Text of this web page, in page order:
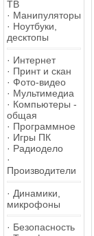
ТВ
· Манипуляторы
· Ноутбуки,
десктопы
· Интернет
· Принт и скан
· Фото-видео
· Мультимедиа
· Компьютеры -
общая
· Программное
· Игры ПК
· Радиодело
·
Производители
· Динамики,
микрофоны
· Безопасность